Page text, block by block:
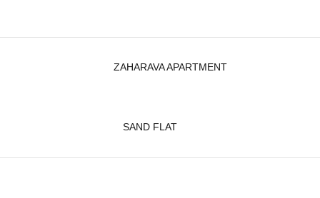
ZAHARAVA APARTMENT
SAND FLAT